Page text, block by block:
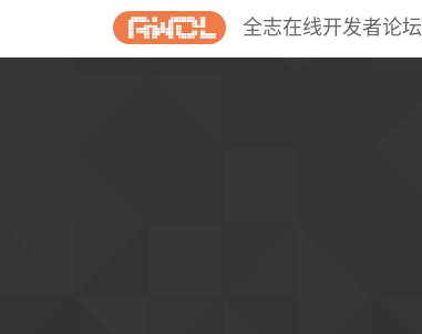
全志在线开发者论坛